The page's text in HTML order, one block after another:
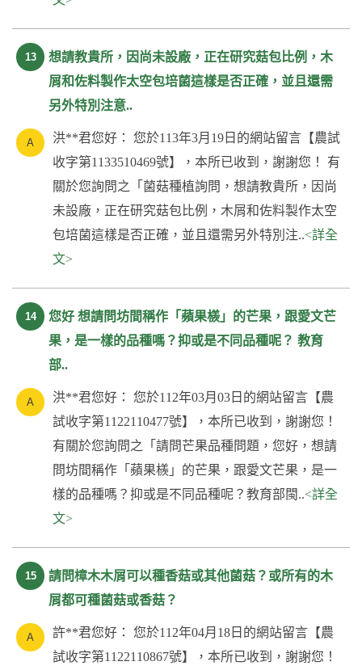
13
想請教貴所，因尚未設廠，正在研究菇包比例，木
屑和佐料製作太空包培菌這樣是否正確，並且還需
另外特別注意..
洪**君您好： 您於113年3月19日的網站留言【農試
收字第1133510469號】，本所已收到，謝謝您！ 有
關於您詢問之「菌菇種植詢問，想請教貴所，因尚
未設廠，正在研究菇包比例，木屑和佐料製作太空
包培菌這樣是否正確，並且還需另外特別注..<詳全
文>
14
您好 想請問坊間稱作「蘋果檨」的芒果，跟愛文芒
果，是一樣的品種嗎？抑或是不同品種呢？ 教育
部..
洪**君您好： 您於112年03月03日的網站留言【農
試收字第1122110477號】，本所已收到，謝謝您！
有關於您詢問之「請問芒果品種問題，您好，想請
問坊間稱作「蘋果檨」的芒果，跟愛文芒果，是一
樣的品種嗎？抑或是不同品種呢？教育部閩..<詳全
文>
15
請問樟木木屑可以種香菇或其他菌菇？或所有的木
屑都可種菌菇或香菇？
許**君您好： 您於112年04月18日的網站留言【農
試收字第1122110867號】，本所已收到，謝謝您！